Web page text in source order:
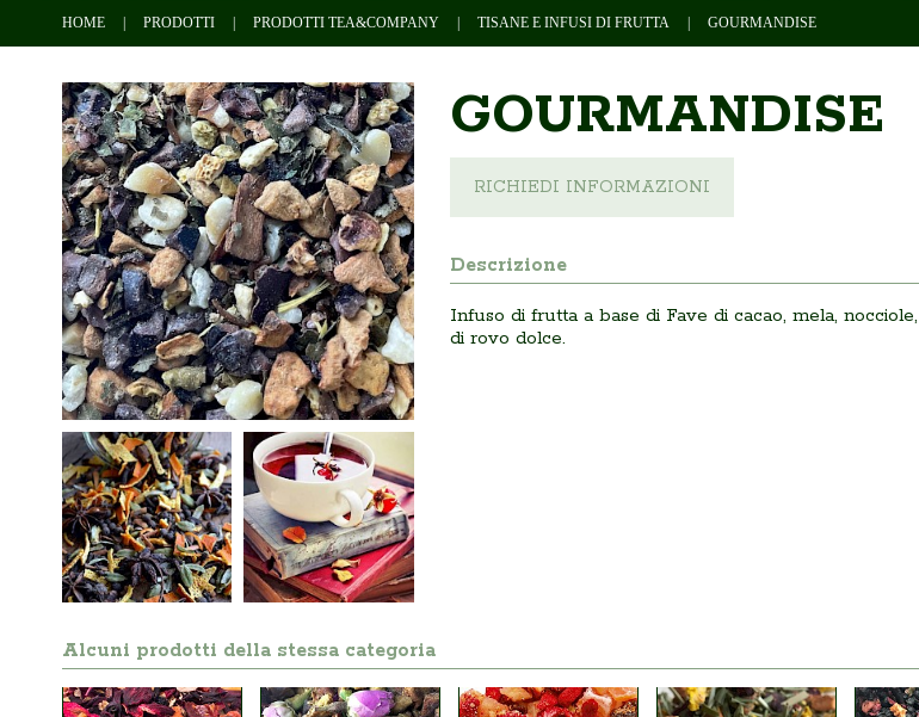
HOME PRODOTTI PRODOTTI TEA&COMPANY TISANE E INFUSI DI FRUTTA GOURMANDISE
GOURMANDISE
RICHIEDI INFORMAZIONI
Descrizione
Infuso di frutta a base di Fave di cacao, mela,
di rovo dolce.
Alcuni prodotti della stessa categoria